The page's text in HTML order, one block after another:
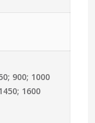
900; 1000
1600